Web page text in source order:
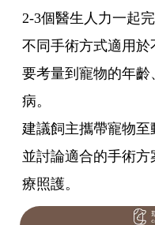
2-3個醫生人力一起完
不同手術方式適用
要考量到寵物的年
病。
建議飼主攜帶寵物
並討論適合的手術
療照護。